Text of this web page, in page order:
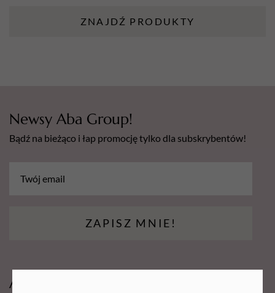
ZNAJDŹ PRODUKTY
Newsy Aba Group!
Bądź na bieżąco i łap promocję tylko dla subskrybentów!
ZAPISZ MNIE!
Aba Group